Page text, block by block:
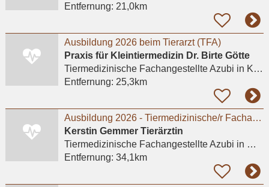
Entfernung: 21,0km
Ausbildung 2026 beim Tierarzt (TFA)
Praxis für Kleintiermedizin Dr. Birte Götte
Tiermedizinische Fachangestellte Azubi in Krefeld
Entfernung: 25,3km
Ausbildung 2026 - Tiermedizinische/r Fachangestellte/r (w/m/d).
Kerstin Gemmer Tierärztin
Tiermedizinische Fachangestellte Azubi in Meerbusch, Büderich
Entfernung: 34,1km